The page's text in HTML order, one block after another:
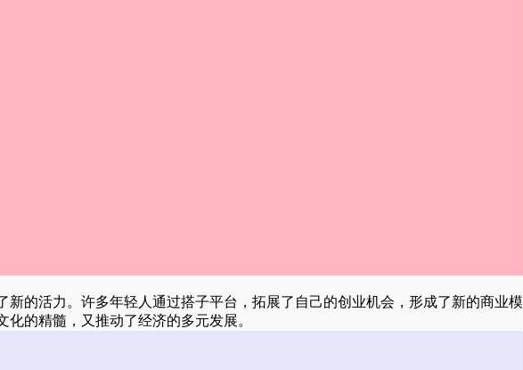
新的活力。许多年轻人通过搭子平台，拓展了自己的创业机会，形成了新的商业模
的精髓，又推动了经济的多元发展。